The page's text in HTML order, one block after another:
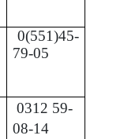
0(551)45-
79-05
0312 59-
08-14